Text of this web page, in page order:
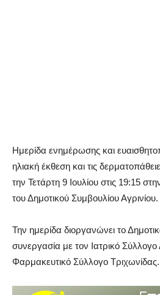
Ημερίδα ενημέρωσης και
ηλιακή έκθεση και τις
την Τετάρτη 9 Ιουλίου στις 19:15
του Δημοτικού Συμβουλίου Αγρινίου.
Την ημερίδα διοργανώνει το
συνεργασία με τον Ιατρικό Σύλλογο
Φαρμακευτικό Σύλλογο Τριχωνίδας.